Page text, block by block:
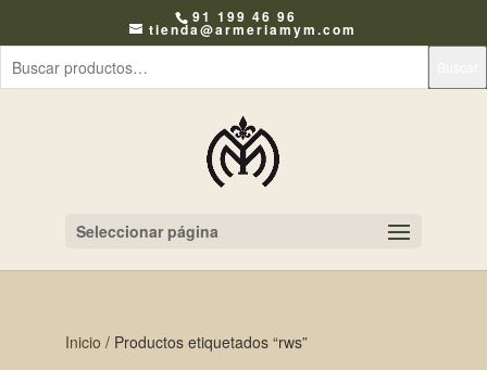
91 199 46 96
tienda@armeriamym.com
Seleccionar página
Inicio / Productos etiquetados “rws”